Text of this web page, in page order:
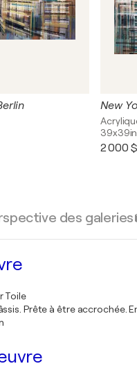
New
39x39in
2 000
des galeries
Toile
Prête à être accrochée.